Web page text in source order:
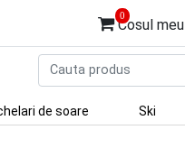
0
Cosul meu
de soare Ski